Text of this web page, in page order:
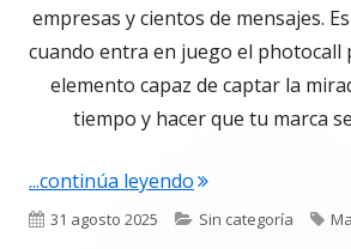
empresas y cientos de mensajes.
cuando entra en juego el photocall
elemento capaz de captar la
tiempo y hacer que tu marca
...continúa leyendo"Photocalls
Publicado
31 agosto 2025 Categorías
Sin categoría